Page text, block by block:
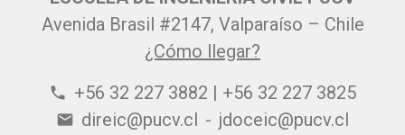
Avenida Brasil #2147, Valparaíso – Chile
¿Cómo llegar?
phone +56 32 227 3882 | +56 32 227 3825
email direic@pucv.cl - jdoceic@pucv.cl